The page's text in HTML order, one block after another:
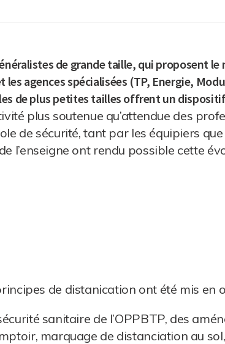
de grande taille, qui proposent le
agences spécialisées (TP, Energie,
de plus petites tailles offrent un
plus soutenue qu’attendue des
de sécurité, tant par les équipiers
l’enseigne ont rendu possible cette
de distanication ont été mis en
sanitaire de l’OPPBTP, des
marquage de distanciation au